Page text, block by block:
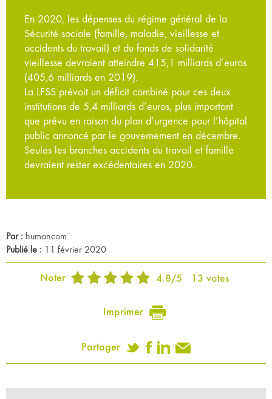
En 2020, les dépenses du régime général de la
Sécurité sociale (famille, maladie, vieillesse et
accidents du travail) et du fonds de solidarité
vieillesse devraient atteindre 415,1 milliards d’euros
(405,6 milliards en 2019).
La LFSS prévoit un déficit combiné pour ces deux
institutions de 5,4 milliards d’euros, plus important
que prévu en raison du plan d’urgence pour l’hôpital
public annoncé par le gouvernement en décembre.
Seules les branches accidents du travail et famille
devraient rester excédentaires en 2020.
Par : humancom
Publié le : 11 février 2020
Noter 4.8/5 13 votes
Imprimer
Partager